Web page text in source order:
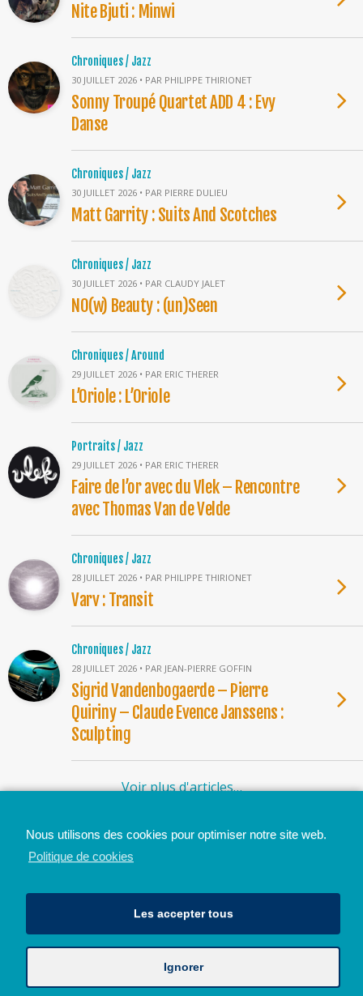
Nite Bjuti : Minwi
Chroniques / Jazz
30 JUILLET 2026 • PAR PHILIPPE THIRIONET
Sonny Troupé Quartet ADD 4 : Evy
Danse
Chroniques / Jazz
30 JUILLET 2026 • PAR PIERRE DULIEU
Matt Garrity : Suits And Scotches
Chroniques / Jazz
30 JUILLET 2026 • PAR CLAUDY JALET
NO(w) Beauty : (un)Seen
Chroniques / Around
29 JUILLET 2026 • PAR ERIC THERER
L’Oriole : L’Oriole
Portraits / Jazz
29 JUILLET 2026 • PAR ERIC THERER
Faire de l’or avec du Vlek – Rencontre
avec Thomas Van de Velde
Chroniques / Jazz
28 JUILLET 2026 • PAR PHILIPPE THIRIONET
Varv : Transit
Chroniques / Jazz
28 JUILLET 2026 • PAR JEAN-PIERRE GOFFIN
Sigrid Vandenbogaerde – Pierre
Quiriny – Claude Evence Janssens :
Sculpting
Voir plus d'articles…
Avec le soutien de la Province de Liège
Nous utilisons des cookies pour optimiser notre site web.
Politique de cookies
Les accepter tous
Ignorer